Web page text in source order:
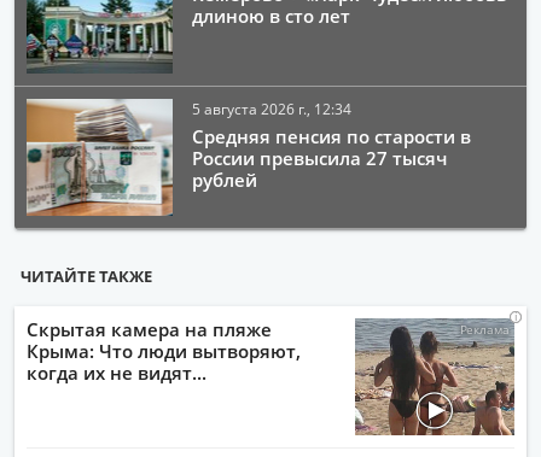
длиною в сто лет
5 августа 2026 г., 12:34
Средняя пенсия по старости в
России превысила 27 тысяч
рублей
ЧИТАЙТЕ ТАКЖЕ
i
Скрытая камера на пляже
Крыма: Что люди вытворяют,
когда их не видят...
iii